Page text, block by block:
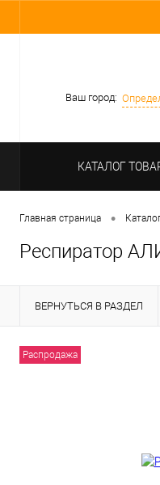
Ваш город:
КАТАЛОГ
Главная страница •
Респиратор
ВЕРНУТЬСЯ В РАЗДЕЛ
Распродажа